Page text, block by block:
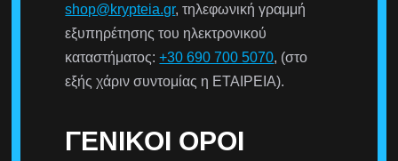
shop@krypteia.gr, τηλεφωνική γραμμή
εξυπηρέτησης του ηλεκτρονικού
καταστήματος:+30 690 700 5070, (στο
εξής χάριν συντομίας η ΕΤΑΙΡΕΙΑ).
ΓΕΝΙΚΟΊ ΌΡΟΙ